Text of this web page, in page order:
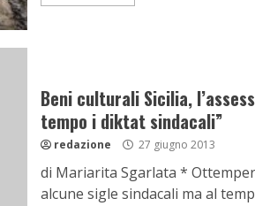
Beni culturali Sicilia,
tempo i diktat sindacali”
redazione 27 giugno 2013
di Mariarita Sgarlata *
alcune sigle sindacali ma al